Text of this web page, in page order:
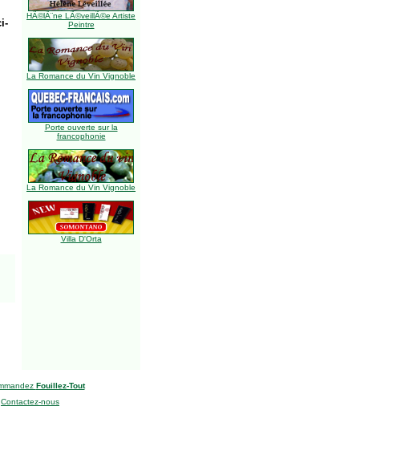
HÃ©lÃ¨ne LÃ©veillÃ©e Artiste
Peintre
La Romance du Vin Vignoble
Porte ouverte sur la
francophonie
La Romance du Vin Vignoble
Villa D'Orta
Fouillez-Tout
Contactez-nous